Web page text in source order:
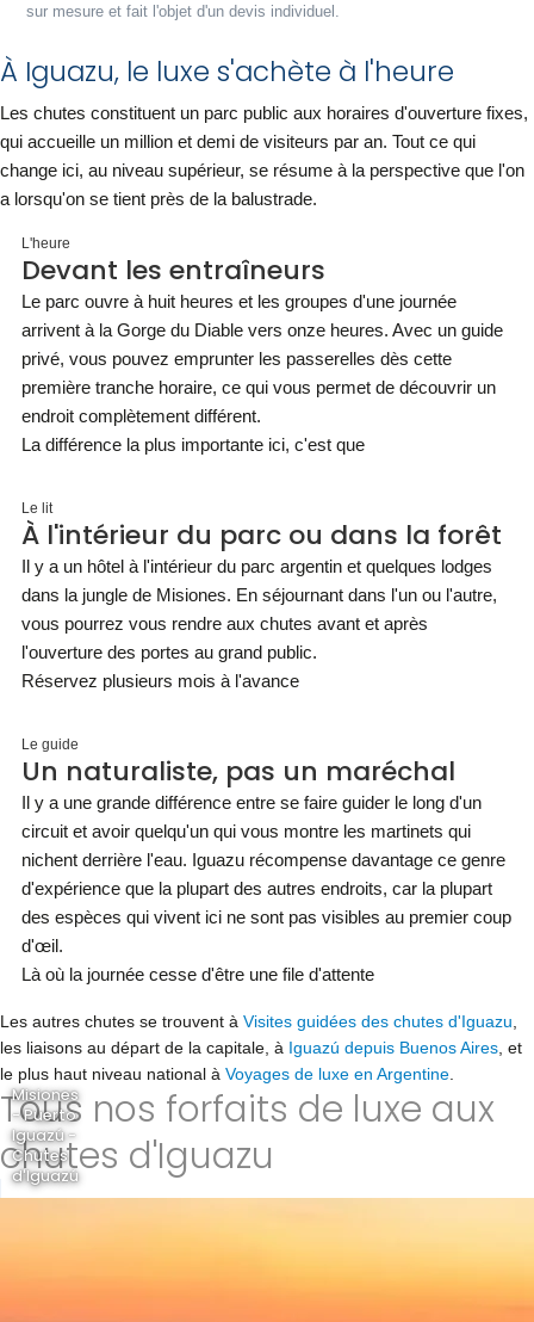
sur mesure et fait l'objet d'un devis individuel.
À Iguazu, le luxe s'achète à l'heure
Les chutes constituent un parc public aux horaires d'ouverture fixes,
qui accueille un million et demi de visiteurs par an. Tout ce qui
change ici, au niveau supérieur, se résume à la perspective que l'on
a lorsqu'on se tient près de la balustrade.
L'heure
Devant les entraîneurs
Le parc ouvre à huit heures et les groupes d'une journée
arrivent à la Gorge du Diable vers onze heures. Avec un guide
privé, vous pouvez emprunter les passerelles dès cette
première tranche horaire, ce qui vous permet de découvrir un
endroit complètement différent.
La différence la plus importante ici, c'est que
Le lit
À l'intérieur du parc ou dans la forêt
Il y a un hôtel à l'intérieur du parc argentin et quelques lodges
dans la jungle de Misiones. En séjournant dans l'un ou l'autre,
vous pourrez vous rendre aux chutes avant et après
l'ouverture des portes au grand public.
Réservez plusieurs mois à l'avance
Le guide
Un naturaliste, pas un maréchal
Il y a une grande différence entre se faire guider le long d'un
circuit et avoir quelqu'un qui vous montre les martinets qui
nichent derrière l'eau. Iguazu récompense davantage ce genre
d'expérience que la plupart des autres endroits, car la plupart
des espèces qui vivent ici ne sont pas visibles au premier coup
d'œil.
Là où la journée cesse d'être une file d'attente
Les autres chutes se trouvent à Visites guidées des chutes d'Iguazu
les liaisons au départ de la capitale, à Iguazú depuis Buenos Aires , et
le plus haut niveau national à Voyages de luxe en Argentine
Tous nos forfaits de luxe aux
chutes d'Iguazu
Misiones
- Puerto
Iguazú -
Chutes
d'Iguazú